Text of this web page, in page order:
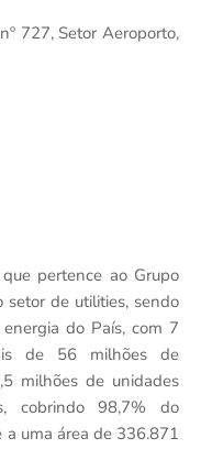
727, Setor Aeroporto,
pertence ao Grupo
setor de utilities, sendo
do País, com 7
de 56 milhões de
milhões de unidades
cobrindo 98,7% do
a uma área de 336.871